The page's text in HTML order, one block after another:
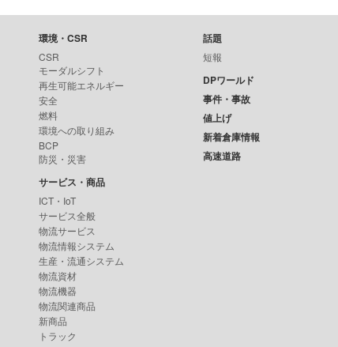
環境・CSR
CSR
モーダルシフト
再生可能エネルギー
安全
燃料
環境への取り組み
BCP
防災・災害
サービス・商品
ICT・IoT
サービス全般
物流サービス
物流情報システム
生産・流通システム
物流資材
物流機器
物流関連商品
新商品
トラック
話題
短報
DPワールド
事件・事故
値上げ
新着倉庫情報
高速道路